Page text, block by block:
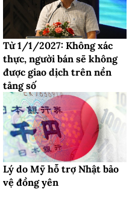
Từ 1/1/2027: Không xác
thực, người bán sẽ không
được giao dịch trên nền
tảng số
Lý do Mỹ hỗ trợ Nhật bảo
vệ đồng yên